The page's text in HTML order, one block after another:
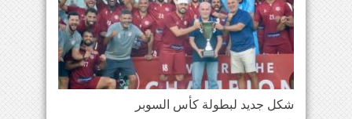
شكل جديد لبطولة كأس السوبر